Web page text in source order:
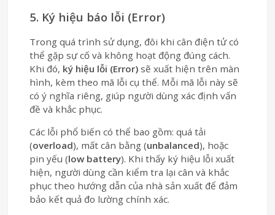
5. Ký hiệu báo lỗi (Error)
Trong quá trình sử dụng, đôi khi cân điện tử có
thể gặp sự cố và không hoạt động đúng cách.
Khi đó, ký hiệu lỗi (Error) sẽ xuất hiện trên màn
hình, kèm theo mã lỗi cụ thể. Mỗi mã lỗi này sẽ
có ý nghĩa riêng, giúp người dùng xác định vấn
đề và khắc phục.
Các lỗi phổ biến có thể bao gồm: quá tải
(overload), mất cân bằng (unbalanced), hoặc
pin yếu (low battery). Khi thấy ký hiệu lỗi xuất
hiện, người dùng cần kiểm tra lại cân và khắc
phục theo hướng dẫn của nhà sản xuất để đảm
bảo kết quả đo lường chính xác.